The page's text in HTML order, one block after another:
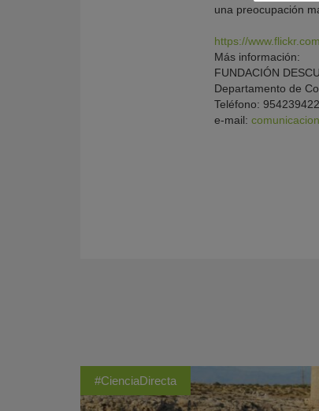
una preocupación
https://
Más información:
FUNDACIÓN
Departamento de
Teléfono: 954239422
e-mail:
#CienciaDirecta